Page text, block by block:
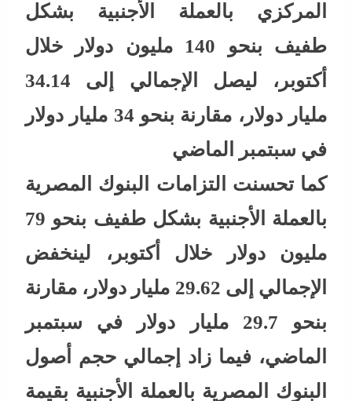
المركزي بالعملة الأجنبية بشكل
طفيف بنحو 140 مليون دولار خلال
أكتوبر، ليصل الإجمالي إلى 34.14
مليار دولار، مقارنة بنحو 34 مليار دولار
في سبتمبر الماضي
كما تحسنت التزامات البنوك المصرية
بالعملة الأجنبية بشكل طفيف بنحو 79
مليون دولار خلال أكتوبر، لينخفض
الإجمالي إلى 29.62 مليار دولار، مقارنة
بنحو 29.7 مليار دولار في سبتمبر
الماضي، فيما زاد إجمالي حجم أصول
البنوك المصرية بالعملة الأجنبية بقيمة